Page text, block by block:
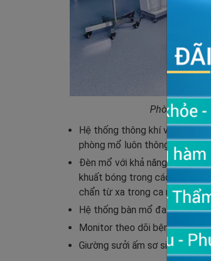
Phòng phẫu
Hệ thống thông khí và điều
phòng mổ luôn thông thoáng
Đèn mổ với khả năng điều
khuất bóng trong các trường
chẩn từ xa trong ca mổ.
Hệ thống bàn mổ đa năng với
Monitor theo dõi bệnh nhân 7
Giường sưởi ấm sơ sinh GE